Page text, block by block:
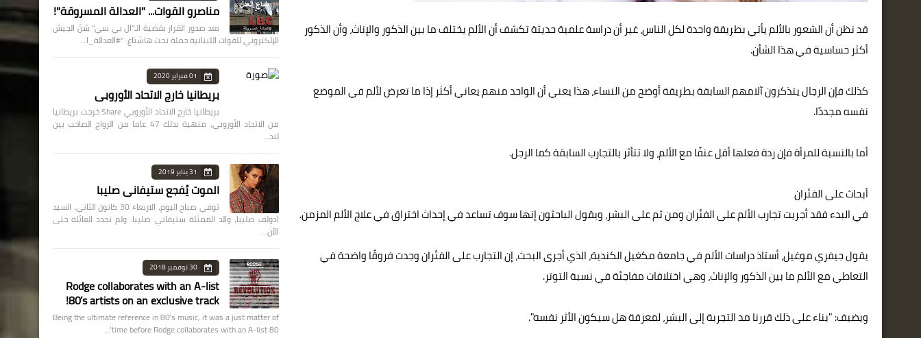
قد نظن أن الشعور بالألم يأتي بطريقة واحدة لكل الناس، غير أن دراسة علمية حديثة تكشف أن الألم يختلف ما بين الذكور والإناث، وأن الذكور
أكثر حساسية في هذا الشأن.
كذلك فإن الرجال يتذكرون آلامهم السابقة بطريقة أوضح من النساء، هذا يعني أن الواحد منهم يعاني أكثر إذا ما تعرض لألم في الموضع
نفسه مجددًا.
أما بالنسبة للمرأة فإن ردة فعلها أقل عنفًا مع الألم، ولا تتأثر بالتجارب السابقة كما الرجل.
أبحاث على الفئران
في البدء فقد أجريت تجارب الألم على الفئران ومن ثم على البشر، ويقول الباحثون إنها سوف تساعد في إحداث اختراق في علاج الألم المزمن.
يقول جيفري موغيل، أستاذ دراسات الألم في جامعة مكغيل الكندية، الذي أجرى البحث، إن التجارب على الفئران وجدت فروقًا واضحة في
التعاطي مع الألم ما بين الذكور والإناث، وهي اختلافات مفاجئة في نسبة التوتر.
ويضيف: "بناء على ذلك قررنا مد التجربة إلى البشر، لمعرفة هل سيكون الأثر نفسه".
مناصرو القوات... "العدالة المسروقة"!
بعد صدور القرار بقضية الـ"ال بي سي" شنّ الجيش
الإلكتروني للقوات اللبنانية حملة تحت هاشتاغ: "#العدالة_ا…
01 فبراير 2020
بريطانيا خارج الاتحاد الأوروبي
بريطانيا خارج الاتحاد الأوروبي Share خرجت بريطانيا
من الاتحاد الأوروبي، منهية بذلك 47 عاما من الزواج الصاخب بين
لند…
31 يناير 2019
الموت يُفجع ستيفاني صليبا
توفي صباح اليوم، الاربعاء 30 كانون الثاني، السيد
ادولف صليبا، والد الممثلة ستيفاني صليبا. ولم تحدد العائلة حتى
الآن…
30 نوفمبر 2018
Rodge collaborates with an A-list
80’s artists on an exclusive track!
Being the ultimate reference in 80’s music, it was a just matter of
time before Rodge collaborates with an A-list 80’…